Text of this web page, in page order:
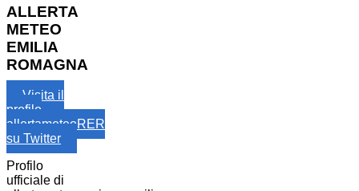
ALLERTA
METEO
EMILIA
ROMAGNA
Visita il
profilo
allertameteoRER
su Twitter
Profilo
ufficiale di